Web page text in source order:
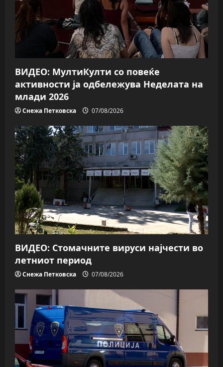
t
i
o
n
ВИДЕО: МултиКулти со повеќе
активности ја одбележува Неделата на
млади 2026
Снежа Петковска 07/08/2026
ВИДЕО: Стомачните вируси најчести во
летниот период
Снежа Петковска 07/08/2026